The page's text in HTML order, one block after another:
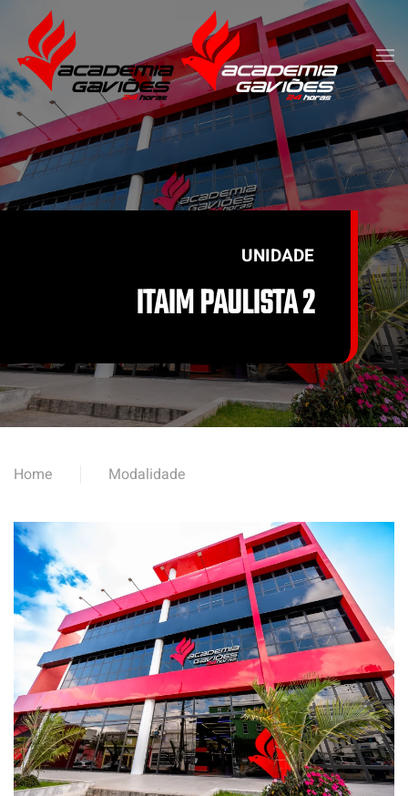
Skip to main content
UNIDADE
ITAIM PAULISTA 2
Home Modalidade